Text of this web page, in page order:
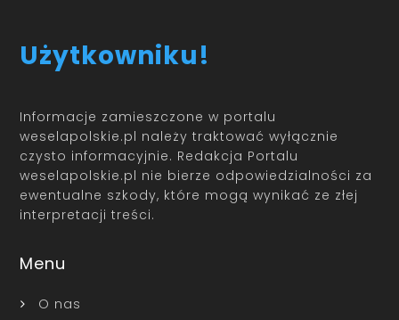
Użytkowniku!
Informacje zamieszczone w portalu
weselapolskie.pl należy traktować wyłącznie
czysto informacyjnie. Redakcja Portalu
weselapolskie.pl nie bierze odpowiedzialności za
ewentualne szkody, które mogą wynikać ze złej
interpretacji treści.
Menu
O nas